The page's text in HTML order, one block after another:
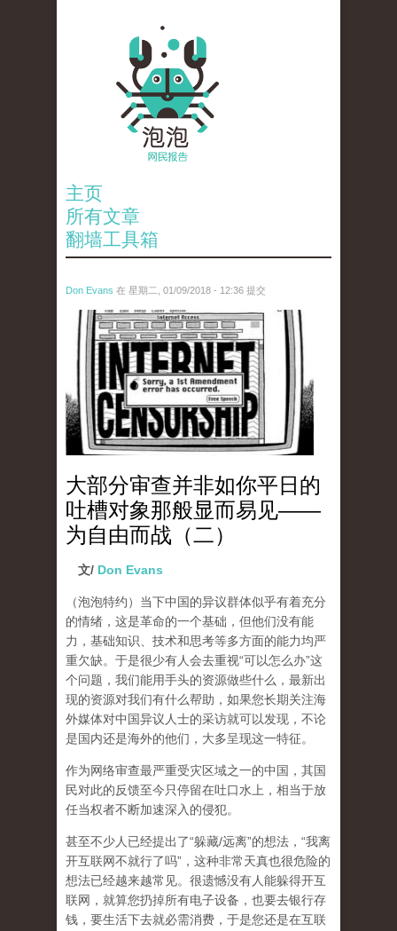
主页
所有文章
翻墙工具箱
Don Evans 在 星期二, 01/09/2018 - 12:36 提交
wechatimg866.jpeg
大部分审查并非如你平日的
吐槽对象那般显而易见——
为自由而战（二）
文/ Don Evans
（泡泡特约） 当下中国的异议群体似乎有着充分
的情绪，这是革命的一个基础，但他们没有能
力，基础知识、技术和思考等多方面的能力均严
重欠缺。于是很少有人会去重视“可以怎么办”这
个问题，我们能用手头的资源做些什么，最新出
现的资源对我们有什么帮助，如果您长期关注海
外媒体对中国异议人士的采访就可以发现，不论
是国内还是海外的他们，大多呈现这一特征。
作为网络审查最严重受灾区域之一的中国，其国
民对此的反馈至今只停留在吐口水上，相当于放
任当权者不断加速深入的侵犯。
甚至不少人已经提出了“躲藏/远离”的想法，“我离
开互联网不就行了吗”，这种非常天真也很危险的
想法已经越来越常见。很遗憾没有人能躲得开互
联网，就算您扔掉所有电子设备，也要去银行存
钱，要生活下去就必需消费，于是您还是在互联